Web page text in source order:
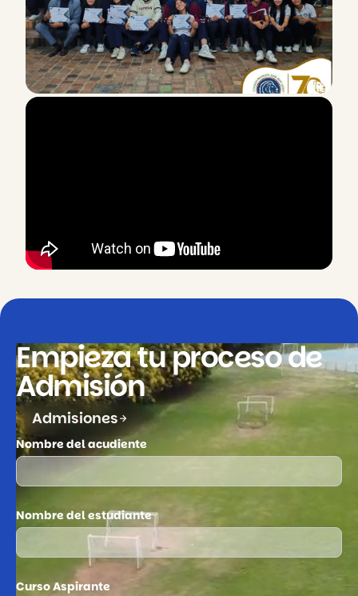
Empieza tu proceso de
Admisión
Admisiones
Nombre del acudiente
Nombre del estudiante
Curso Aspirante